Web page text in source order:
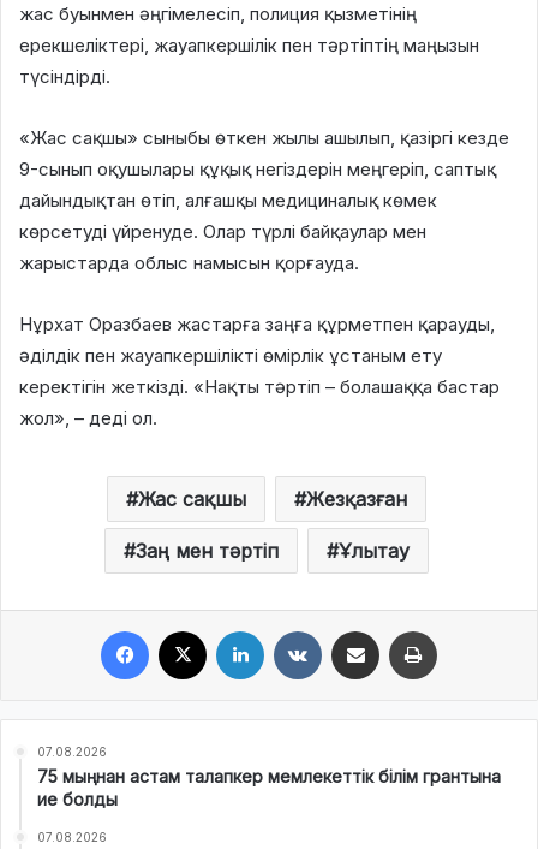
жас буынмен әңгімелесіп, полиция қызметінің
ерекшеліктері, жауапкершілік пен тәртіптің маңызын
түсіндірді.
«Жас сақшы» сыныбы өткен жылы ашылып, қазіргі кезде
9-сынып оқушылары құқық негіздерін меңгеріп, саптық
дайындықтан өтіп, алғашқы медициналық көмек
көрсетуді үйренуде. Олар түрлі байқаулар мен
жарыстарда облыс намысын қорғауда.
Нұрхат Оразбаев жастарға заңға құрметпен қарауды,
әділдік пен жауапкершілікті өмірлік ұстаным ету
керектігін жеткізді. «Нақты тәртіп – болашаққа бастар
жол», – деді ол.
Жас сақшы Жезқазған
Заң мен тәртіп Ұлытау
07.08.2026
75 мыңнан астам талапкер мемлекеттік білім грантына
ие болды
07.08.2026